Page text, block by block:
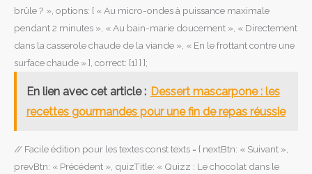
brûle ? », options: [ « Au micro-ondes à puissance maximale
pendant 2 minutes », « Au bain-marie doucement », « Directement
dans la casserole chaude de la viande », « En le frottant contre une
surface chaude » ], correct: [1] } ];
En lien avec cet article : Dessert mascarpone : les
recettes gourmandes pour une fin de repas réussie
// Facile édition pour les textes const texts = { nextBtn: « Suivant »,
prevBtn: « Précédent », quizTitle: « Quizz : Le chocolat dans le